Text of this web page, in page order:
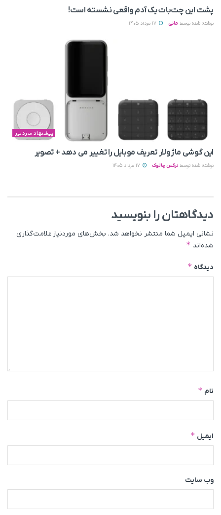
پشت این چت‌بات یک آدم واقعی نشسته است!
نوشته شده توسط مانی
پیشنهاد سردبیر
این گوشی ماژولار تعریف موبایل را تغییر می‌ دهد + تصویر
نوشته شده توسط نرگس چالوک
دیدگاهتان را بنویسید
نشانی ایمیل شما منتشر نخواهد شد. بخش‌های موردنیاز علامت‌گذاری
شده‌اند *
دیدگاه *
نام *
ایمیل *
وب‌ سایت